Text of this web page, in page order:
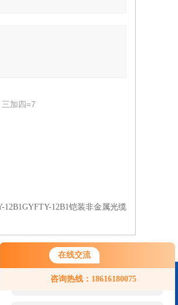
在线交流
咨询热线：18616180075
您好！欢迎前来咨询，很高兴为您
服务，请问您要咨询什么问题呢？
加四=7
12B1GYFTY-12B1铠装非金属光缆